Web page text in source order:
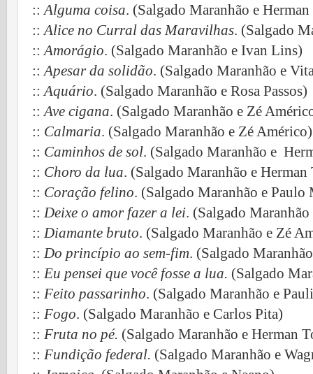
::Alguma coisa. (Salgado Maranhão e
::Alice no Curral das Maravilhas. (Salgado
::Amorágio. (Salgado Maranhão e Ivan Lins)
::Apesar da solidão. (Salgado Maranhão e
::Aquário. (Salgado Maranhão e Rosa Passos)
::Ave cigana. (Salgado Maranhão e Zé
:: Calmaria. (Salgado Maranhão e Zé Américo)
:: Caminhos de sol. (Salgado Maranhão e
:: Choro da lua. (Salgado Maranhão e Herman
:: Coração felino. (Salgado Maranhão e Paulo
:: Deixe o amor fazer a lei. (Salgado
:: Diamante bruto. (Salgado Maranhão e Zé
:: Do princípio ao sem-fim. (Salgado
:: Eu pensei que você fosse a lua. (Salgado
:: Feito passarinho. (Salgado Maranhão e
:: Fogo. (Salgado Maranhão e Carlos Pita)
:: Fruta no pé. (Salgado Maranhão e Herman
:: Fundição federal. (Salgado Maranhão e